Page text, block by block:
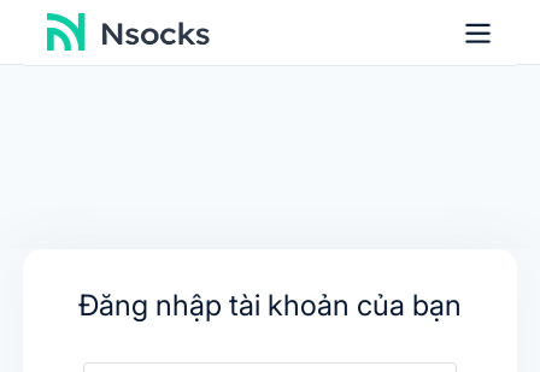
Đăng nhập tài khoản của bạn